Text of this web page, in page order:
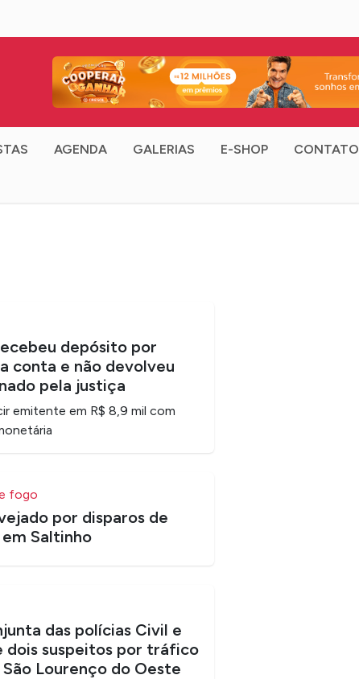
AGENDA GALERIAS E-SHOP CONTATO
depósito por
conta e não devolveu
pela justiça
emitente em R$ 8,9 mil com
fogo
por disparos de
Saltinho
das polícias Civil e
dois suspeitos por tráfico
Lourenço do Oeste